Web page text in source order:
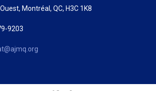
Montréal, QC, H3C 1K8
9203